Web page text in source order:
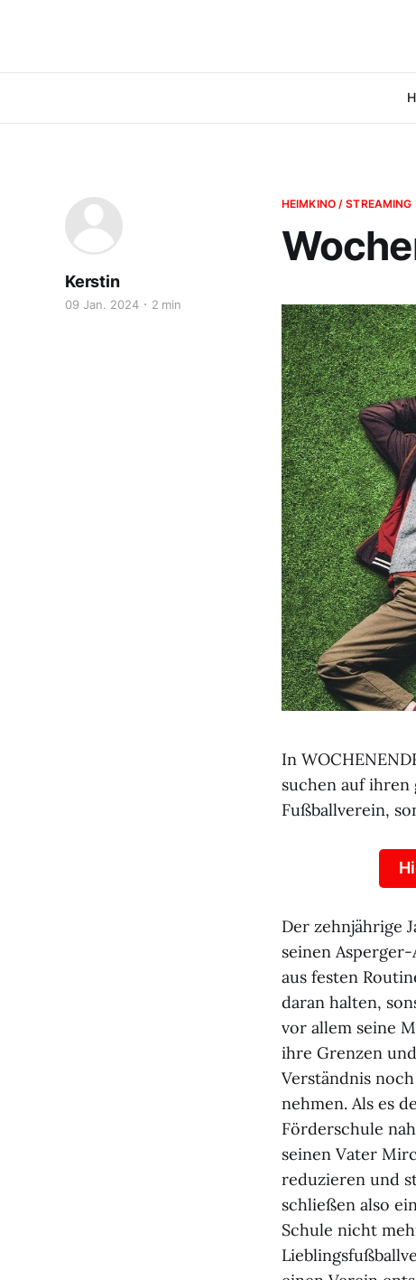
HEIMKINO / STREAMING
Kerstin
09 Jan. 2024 2 min
In
suchen auf ihren
Fußballverein,
Der zehnjährige
seinen
aus festen
daran halten,
vor allem seine
ihre Grenzen
Verständnis
nehmen. Als es
Förderschule
seinen Vater
reduzieren und
schließen also
Schule nicht